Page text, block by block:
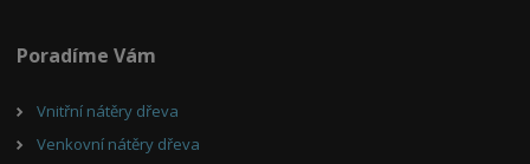
Poradíme Vám
Vnitřní nátěry dřeva
Venkovní nátěry dřeva